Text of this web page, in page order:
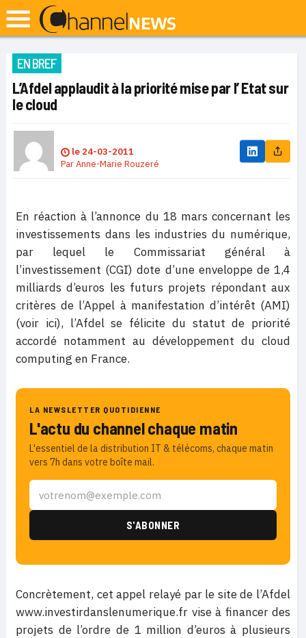
EN BREF
L’Afdel applaudit à la priorité mise par l’ Etat sur
le cloud
le 24-03-2011
ParAnne-Marie Rouzeré
En réaction à l’annonce du 18 mars concernant les
investissements dans les industries du numérique,
par lequel le Commissariat général à
l’investissement (CGI) dote d’une enveloppe de 1,4
milliards d’euros les futurs projets répondant aux
critères de l’Appel à manifestation d’intérêt (AMI)
(voir ici), l’Afdel se félicite du statut de priorité
accordé notamment au développement du cloud
computing en France.
LA NEWSLETTER QUOTIDIENNE
L'actu du channel chaque matin
L'essentiel de la distribution IT & télécoms, chaque matin
vers 7h dans votre boîte mail.
Concrètement, cet appel relayé par le site de l’Afdel
www.investirdanslenumerique.fr vise à financer des
projets de l’ordre de 1 million d’euros à plusieurs